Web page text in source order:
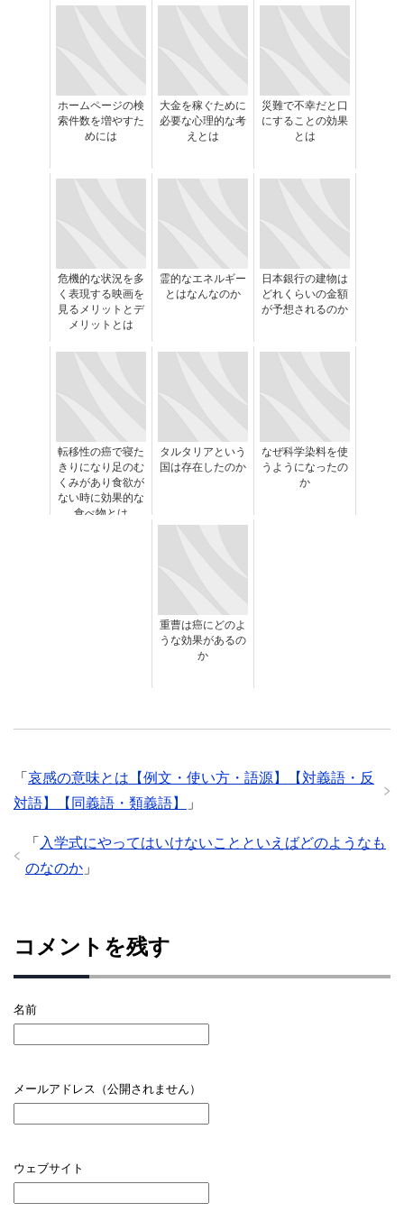
ホームページの検
索件数を増やすた
めには
大金を稼ぐために
必要な心理的な考
えとは
災難で不幸だと口
にすることの効果
とは
危機的な状況を多
く表現する映画を
見るメリットとデ
メリットとは
霊的なエネルギー
とはなんなのか
日本銀行の建物は
どれくらいの金額
が予想されるのか
転移性の癌で寝た
きりになり足のむ
くみがあり食欲が
ない時に効果的な
食べ物とは
タルタリアという
国は存在したのか
なぜ科学染料を使
うようになったの
か
重曹は癌にどのよ
うな効果があるの
か
「 哀感の意味とは【例文・使い方・語源】【対義語・反
対語】【同義語・類義語】
」
「 入学式にやってはいけないことといえばどのようなも
のなのか 」
コメントを残す
名前
メールアドレス（公開されません）
ウェブサイト